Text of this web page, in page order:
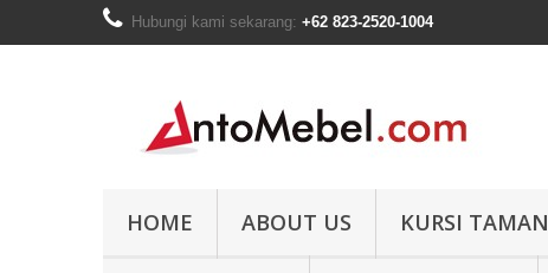
Hubungi kami sekarang: +62 823-2520-1004
HOME ABOUT US KURSI TAMAN